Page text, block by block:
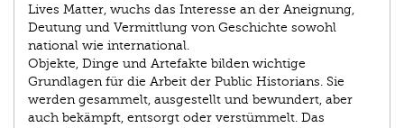
Lives Matter, wuchs das Interesse an der Aneignung,
Deutung und Vermittlung von Geschichte sowohl
national wie international.
Objekte, Dinge und Artefakte bilden wichtige
Grundlagen für die Arbeit der Public Historians. Sie
werden gesammelt, ausgestellt und bewundert, aber
auch bekämpft, entsorgt oder verstümmelt. Das